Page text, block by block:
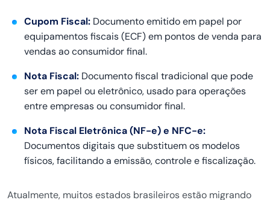
Cupom Fiscal: Documento emitido em papel por
equipamentos fiscais (ECF) em pontos de venda para
vendas ao consumidor final.
Nota Fiscal: Documento fiscal tradicional que pode
ser em papel ou eletrônico, usado para operações
entre empresas ou consumidor final.
Nota Fiscal Eletrônica (NF-e) e NFC-e:
Documentos digitais que substituem os modelos
físicos, facilitando a emissão, controle e fiscalização.
Atualmente, muitos estados brasileiros estão migrando